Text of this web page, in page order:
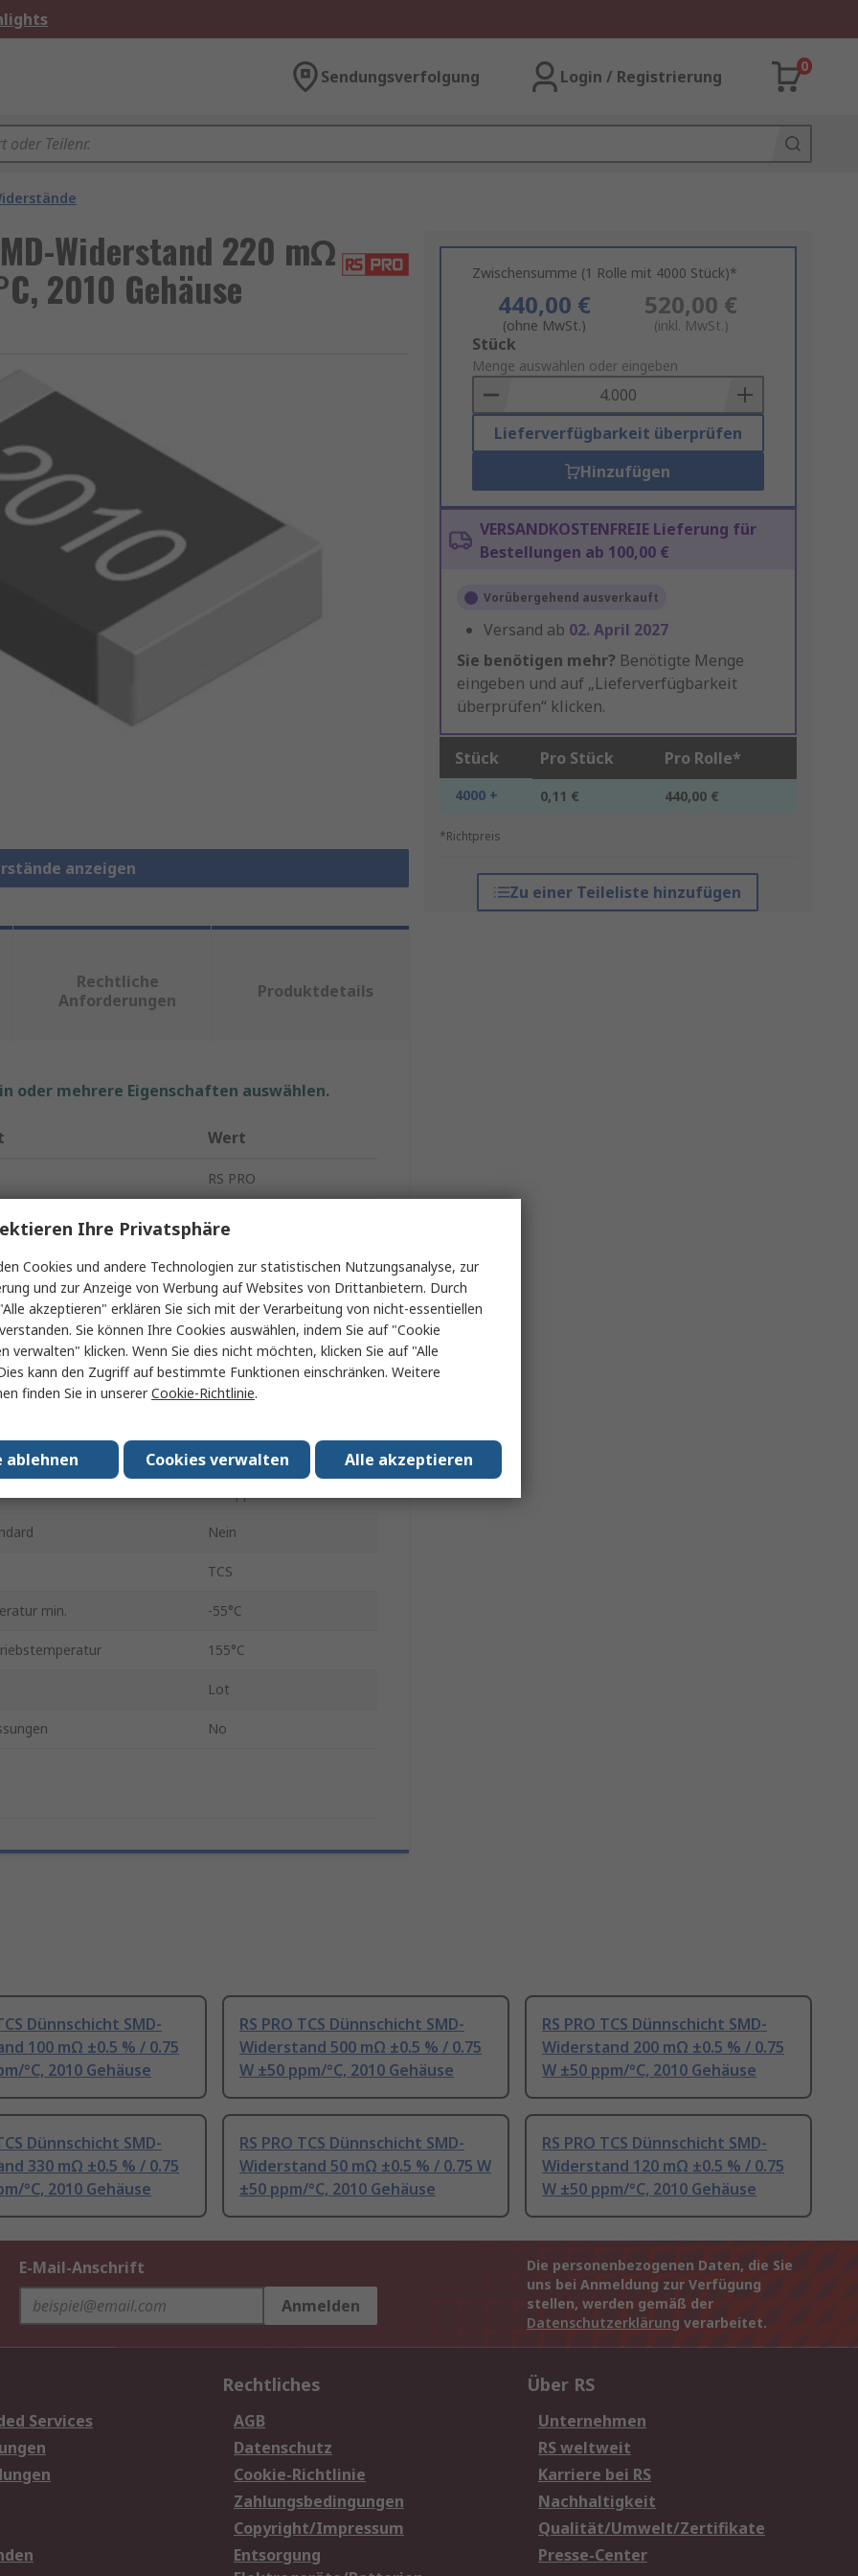
Sendungsverfolgung Login / Registrierung
0
Widerstand 220 mΩ
2010 Gehäuse
anzeigen
Zwischensumme (1 Rolle mit 4000 Stück)*
440,00 €
(ohne MwSt.)
520,00 €
(inkl. MwSt.)
Add
to
Basket
Stück
Menge auswählen oder eingeben
Lieferverfügbarkeit überprüfen
Hinzufügen
VERSANDKOSTENFREIE Lieferung für
Bestellungen ab 100,00 €
Vorübergehend ausverkauft
Versand ab 02. April 2027
Sie benötigen mehr? Benötigte Menge
eingeben und auf „Lieferverfügbarkeit
überprüfen“ klicken.
Stück Pro Stück Pro Rolle*
4000 + 0,11 € 440,00 €
*Richtpreis
Zu einer Teileliste hinzufügen
Rechtliche
Anforderungen
Produktdetails
oder mehrere Eigenschaften auswählen.
Wert
RS PRO
SMD-Widerstand
220mΩ
Dünnschicht
2010
±0.5 %
0.75W
Nein
TCS
min. -55°C
155°C
Lot
No
Dünnschicht SMD-
100 mΩ ±0.5 % / 0.75
°C, 2010 Gehäuse
RS PRO TCS Dünnschicht SMD-
Widerstand 500 mΩ ±0.5 % / 0.75
W ±50 ppm/°C, 2010 Gehäuse
RS PRO TCS Dünnschicht SMD-
Widerstand 200 mΩ ±0.5 % / 0.75
W ±50 ppm/°C, 2010 Gehäuse
Dünnschicht SMD-
330 mΩ ±0.5 % / 0.75
°C, 2010 Gehäuse
RS PRO TCS Dünnschicht SMD-
Widerstand 50 mΩ ±0.5 % / 0.75 W
±50 ppm/°C, 2010 Gehäuse
RS PRO TCS Dünnschicht SMD-
Widerstand 120 mΩ ±0.5 % / 0.75
W ±50 ppm/°C, 2010 Gehäuse
E-Mail-Anschrift
Anmelden
Die personenbezogenen Daten, die Sie
uns bei Anmeldung zur Verfügung
stellen, werden gemäß der
Datenschutzerklärung verarbeitet.
Services
Rechtliches
AGB
Datenschutz
Cookie-Richtlinie
Zahlungsbedingungen
Copyright/Impressum
Entsorgung
Über RS
Unternehmen
RS weltweit
Karriere bei RS
Nachhaltigkeit
Qualität/Umwelt/Zertifikate
Presse-Center
Ihre Privatsphäre
Cookies und andere Technologien zur statistischen Nutzungsanalyse, zur
und zur Anzeige von Werbung auf Websites von Drittanbietern. Durch
akzeptieren" erklären Sie sich mit der Verarbeitung von nicht-essentiellen
Sie können Ihre Cookies auswählen, indem Sie auf "Cookie
verwalten" klicken. Wenn Sie dies nicht möchten, klicken Sie auf "Alle
kann den Zugriff auf bestimmte Funktionen einschränken. Weitere
finden Sie in unsererCookie-Richtlinie.
Alle akzeptieren
Cookies verwalten
ablehnen